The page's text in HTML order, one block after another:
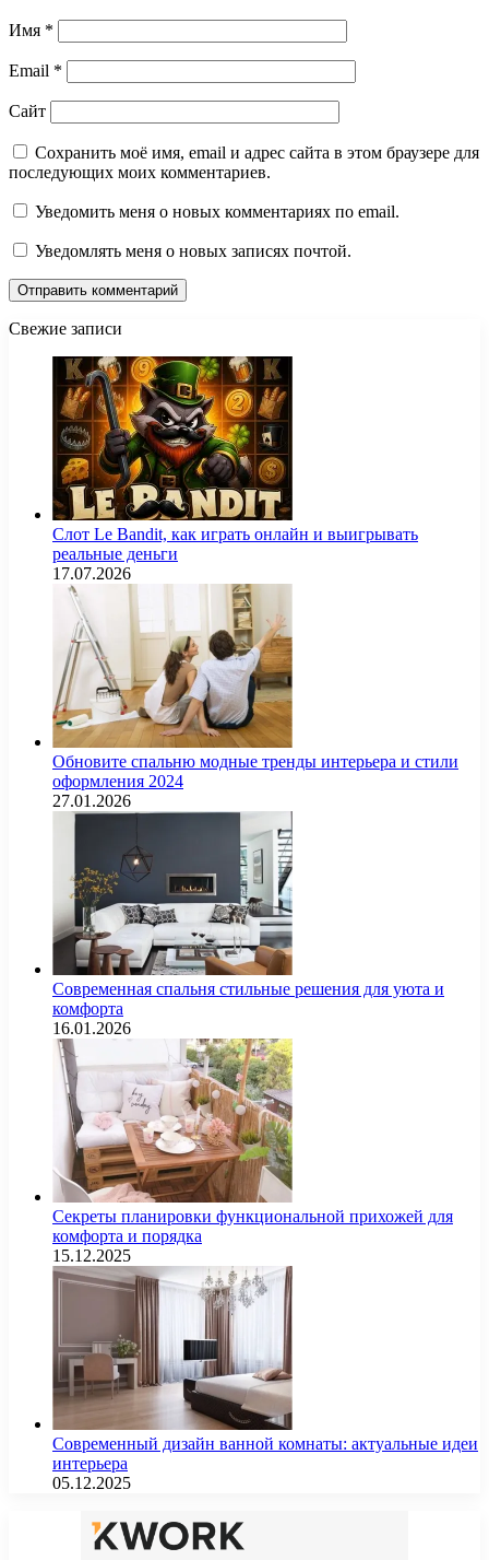
Имя *
Email *
Сайт
Сохранить моё имя, email и адрес сайта в этом браузере для
последующих моих комментариев.
Уведомить меня о новых комментариях по email.
Уведомлять меня о новых записях почтой.
Свежие записи
Слот Le Bandit, как играть онлайн и выигрывать
реальные деньги
17.07.2026
Обновите спальню модные тренды интерьера и стили
оформления 2024
27.01.2026
Современная спальня стильные решения для уюта и
комфорта
16.01.2026
Секреты планировки функциональной прихожей для
комфорта и порядка
15.12.2025
Современный дизайн ванной комнаты: актуальные идеи
интерьера
05.12.2025